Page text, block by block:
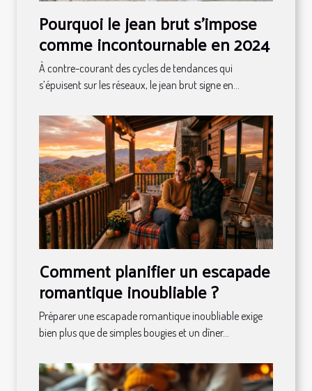
Pourquoi le jean brut s’impose
comme incontournable en 2024
À contre-courant des cycles de tendances qui
s’épuisent sur les réseaux, le jean brut signe en...
Comment planifier un escapade
romantique inoubliable ?
Préparer une escapade romantique inoubliable exige
bien plus que de simples bougies et un dîner...